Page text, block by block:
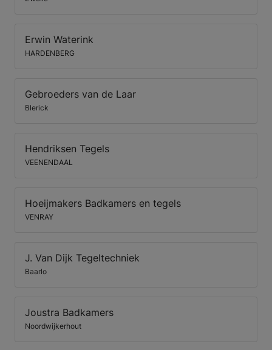
Erwin Waterink
HARDENBERG
Gebroeders van de Laar
Blerick
Hendriksen Tegels
VEENENDAAL
Hoeijmakers Badkamers en tegels
VENRAY
J. Van Dijk Tegeltechniek
Baarlo
Joustra Badkamers
Noordwijkerhout